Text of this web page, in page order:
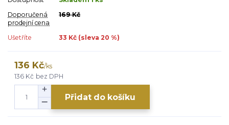
Doporučená
prodejní cena
169 Kč
Ušetříte 33 Kč (sleva 20 %)
136 Kč/ks
136 Kč bez DPH
Přidat do košíku